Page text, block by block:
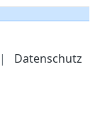
| Datenschutz